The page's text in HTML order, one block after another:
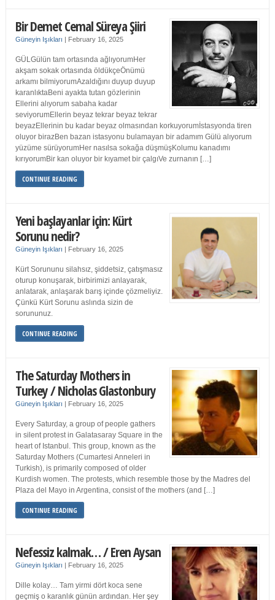
Bir Demet Cemal Süreya Şiiri
Güneyin Işıkları | February 16, 2025
GÜLGülün tam ortasında ağlıyorumHer
akşam sokak ortasında öldükçeÖnümü
arkamı bilmiyorumAzaldığını duyup duyup
karanlıktaBeni ayakta tutan gözlerinin
Ellerini alıyorum sabaha kadar
seviyorumEllerin beyaz tekrar beyaz tekrar
beyazEllerinin bu kadar beyaz olmasından korkuyorumİstasyonda tiren
oluyor birazBen bazan istasyonu bulamayan bir adamım Gülü alıyorum
yüzüme sürüyorumHer nasılsa sokağa düşmüşKolumu kanadımı
kırıyorumBir kan oluyor bir kıyamet bir çalgıVe zurnanın […]
CONTINUE READING
Yeni başlayanlar için: Kürt
Sorunu nedir?
Güneyin Işıkları | February 16, 2025
Kürt Sorununu silahsız, şiddetsiz, çatışmasız
oturup konuşarak, birbirimizi anlayarak,
anlatarak, anlaşarak barış içinde çözmeliyiz.
Çünkü Kürt Sorunu aslında sizin de
sorununuz.
CONTINUE READING
The Saturday Mothers in
Turkey / Nicholas Glastonbury
Güneyin Işıkları | February 16, 2025
Every Saturday, a group of people gathers
in silent protest in Galatasaray Square in the
heart of Istanbul. This group, known as the
Saturday Mothers (Cumartesi Anneleri in
Turkish), is primarily composed of older
Kurdish women. The protests, which resemble those by the Madres del
Plaza del Mayo in Argentina, consist of the mothers (and […]
CONTINUE READING
Nefessiz kalmak… / Eren Aysan
Güneyin Işıkları | February 16, 2025
Dille kolay… Tam yirmi dört koca sene
geçmiş o karanlık günün ardından. Her şey